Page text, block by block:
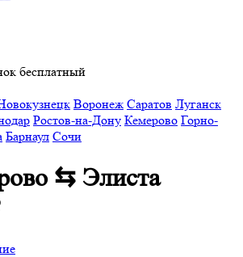
бесплатный
Воронеж Саратов Луганск
Ростов-на-Дону Кемерово Горно-
Барнаул Сочи
⇆ Элиста